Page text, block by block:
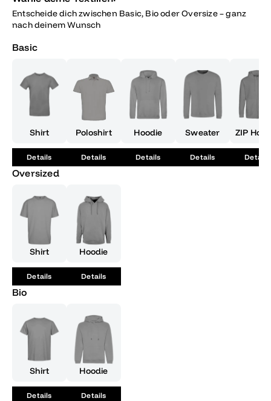
Entscheide dich zwischen Basic, Bio oder Oversize – ganz
nach deinem Wunsch
Basic
Shirt
Details
Poloshirt
Details
Hoodie
Details
Sweater
Details
ZIP
Details
Oversized
Shirt
Details
Hoodie
Details
Bio
Shirt
Details
Hoodie
Details